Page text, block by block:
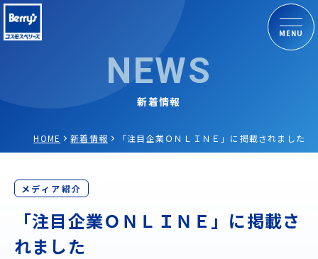
MENU
NEWS
新着情報
HOME 新着情報 「注目企業ＯＮＬＩＮＥ」に掲載されました
メディア紹介
「注目企業ＯＮＬＩＮＥ」に掲載さ
れました